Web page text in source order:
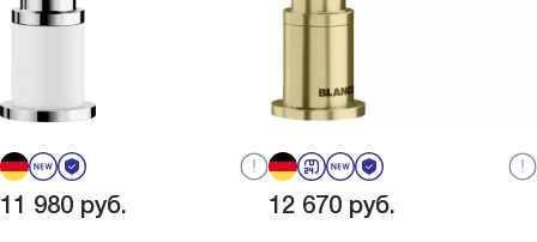
11 980 руб. 12 670 руб.